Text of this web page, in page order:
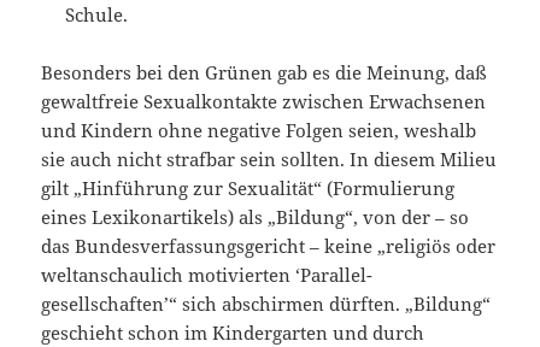
Schule.
Besonders bei den Grünen gab es die Meinung, daß
gewaltfreie Sexualkontakte zwischen Erwachsenen
und Kindern ohne negative Folgen seien, weshalb
sie auch nicht strafbar sein sollten. In diesem Milieu
gilt „Hinführung zur Sexualität“ (Formulierung
eines Lexikonartikels) als „Bildung“, von der – so
das Bundesverfassungsgericht – keine „religiös oder
welt­an­schaulich moti­vierten ‘Parallel­
gesellschaften’“ sich abschirmen dürften. „Bildung“
geschieht schon im Kindergarten und durch